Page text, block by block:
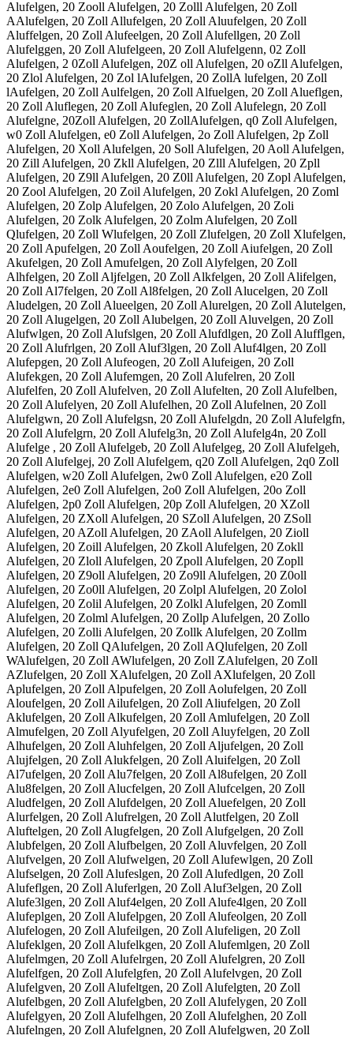
Alufelgen, 20 Zooll Alufelgen, 20 Zolll Alufelgen, 20 Zoll
AAlufelgen, 20 Zoll Allufelgen, 20 Zoll Aluufelgen, 20 Zoll
Aluffelgen, 20 Zoll Alufeelgen, 20 Zoll Alufellgen, 20 Zoll
Alufelggen, 20 Zoll Alufelgeen, 20 Zoll Alufelgenn, 02 Zoll
Alufelgen, 2 0Zoll Alufelgen, 20Z oll Alufelgen, 20 oZll Alufelgen,
20 Zlol Alufelgen, 20 Zol lAlufelgen, 20 ZollA lufelgen, 20 Zoll
lAufelgen, 20 Zoll Aulfelgen, 20 Zoll Alfuelgen, 20 Zoll Alueflgen,
20 Zoll Aluflegen, 20 Zoll Alufeglen, 20 Zoll Alufelegn, 20 Zoll
Alufelgne, 20Zoll Alufelgen, 20 ZollAlufelgen, q0 Zoll Alufelgen,
w0 Zoll Alufelgen, e0 Zoll Alufelgen, 2o Zoll Alufelgen, 2p Zoll
Alufelgen, 20 Xoll Alufelgen, 20 Soll Alufelgen, 20 Aoll Alufelgen,
20 Zill Alufelgen, 20 Zkll Alufelgen, 20 Zlll Alufelgen, 20 Zpll
Alufelgen, 20 Z9ll Alufelgen, 20 Z0ll Alufelgen, 20 Zopl Alufelgen,
20 Zool Alufelgen, 20 Zoil Alufelgen, 20 Zokl Alufelgen, 20 Zoml
Alufelgen, 20 Zolp Alufelgen, 20 Zolo Alufelgen, 20 Zoli
Alufelgen, 20 Zolk Alufelgen, 20 Zolm Alufelgen, 20 Zoll
Qlufelgen, 20 Zoll Wlufelgen, 20 Zoll Zlufelgen, 20 Zoll Xlufelgen,
20 Zoll Apufelgen, 20 Zoll Aoufelgen, 20 Zoll Aiufelgen, 20 Zoll
Akufelgen, 20 Zoll Amufelgen, 20 Zoll Alyfelgen, 20 Zoll
Alhfelgen, 20 Zoll Aljfelgen, 20 Zoll Alkfelgen, 20 Zoll Alifelgen,
20 Zoll Al7felgen, 20 Zoll Al8felgen, 20 Zoll Alucelgen, 20 Zoll
Aludelgen, 20 Zoll Alueelgen, 20 Zoll Alurelgen, 20 Zoll Alutelgen,
20 Zoll Alugelgen, 20 Zoll Alubelgen, 20 Zoll Aluvelgen, 20 Zoll
Alufwlgen, 20 Zoll Alufslgen, 20 Zoll Alufdlgen, 20 Zoll Alufflgen,
20 Zoll Alufrlgen, 20 Zoll Aluf3lgen, 20 Zoll Aluf4lgen, 20 Zoll
Alufepgen, 20 Zoll Alufeogen, 20 Zoll Alufeigen, 20 Zoll
Alufekgen, 20 Zoll Alufemgen, 20 Zoll Alufelren, 20 Zoll
Alufelfen, 20 Zoll Alufelven, 20 Zoll Alufelten, 20 Zoll Alufelben,
20 Zoll Alufelyen, 20 Zoll Alufelhen, 20 Zoll Alufelnen, 20 Zoll
Alufelgwn, 20 Zoll Alufelgsn, 20 Zoll Alufelgdn, 20 Zoll Alufelgfn,
20 Zoll Alufelgrn, 20 Zoll Alufelg3n, 20 Zoll Alufelg4n, 20 Zoll
Alufelge , 20 Zoll Alufelgeb, 20 Zoll Alufelgeg, 20 Zoll Alufelgeh,
20 Zoll Alufelgej, 20 Zoll Alufelgem, q20 Zoll Alufelgen, 2q0 Zoll
Alufelgen, w20 Zoll Alufelgen, 2w0 Zoll Alufelgen, e20 Zoll
Alufelgen, 2e0 Zoll Alufelgen, 2o0 Zoll Alufelgen, 20o Zoll
Alufelgen, 2p0 Zoll Alufelgen, 20p Zoll Alufelgen, 20 XZoll
Alufelgen, 20 ZXoll Alufelgen, 20 SZoll Alufelgen, 20 ZSoll
Alufelgen, 20 AZoll Alufelgen, 20 ZAoll Alufelgen, 20 Zioll
Alufelgen, 20 Zoill Alufelgen, 20 Zkoll Alufelgen, 20 Zokll
Alufelgen, 20 Zloll Alufelgen, 20 Zpoll Alufelgen, 20 Zopll
Alufelgen, 20 Z9oll Alufelgen, 20 Zo9ll Alufelgen, 20 Z0oll
Alufelgen, 20 Zo0ll Alufelgen, 20 Zolpl Alufelgen, 20 Zolol
Alufelgen, 20 Zolil Alufelgen, 20 Zolkl Alufelgen, 20 Zomll
Alufelgen, 20 Zolml Alufelgen, 20 Zollp Alufelgen, 20 Zollo
Alufelgen, 20 Zolli Alufelgen, 20 Zollk Alufelgen, 20 Zollm
Alufelgen, 20 Zoll QAlufelgen, 20 Zoll AQlufelgen, 20 Zoll
WAlufelgen, 20 Zoll AWlufelgen, 20 Zoll ZAlufelgen, 20 Zoll
AZlufelgen, 20 Zoll XAlufelgen, 20 Zoll AXlufelgen, 20 Zoll
Aplufelgen, 20 Zoll Alpufelgen, 20 Zoll Aolufelgen, 20 Zoll
Aloufelgen, 20 Zoll Ailufelgen, 20 Zoll Aliufelgen, 20 Zoll
Aklufelgen, 20 Zoll Alkufelgen, 20 Zoll Amlufelgen, 20 Zoll
Almufelgen, 20 Zoll Alyufelgen, 20 Zoll Aluyfelgen, 20 Zoll
Alhufelgen, 20 Zoll Aluhfelgen, 20 Zoll Aljufelgen, 20 Zoll
Alujfelgen, 20 Zoll Alukfelgen, 20 Zoll Aluifelgen, 20 Zoll
Al7ufelgen, 20 Zoll Alu7felgen, 20 Zoll Al8ufelgen, 20 Zoll
Alu8felgen, 20 Zoll Alucfelgen, 20 Zoll Alufcelgen, 20 Zoll
Aludfelgen, 20 Zoll Alufdelgen, 20 Zoll Aluefelgen, 20 Zoll
Alurfelgen, 20 Zoll Alufrelgen, 20 Zoll Alutfelgen, 20 Zoll
Aluftelgen, 20 Zoll Alugfelgen, 20 Zoll Alufgelgen, 20 Zoll
Alubfelgen, 20 Zoll Alufbelgen, 20 Zoll Aluvfelgen, 20 Zoll
Alufvelgen, 20 Zoll Alufwelgen, 20 Zoll Alufewlgen, 20 Zoll
Alufselgen, 20 Zoll Alufeslgen, 20 Zoll Alufedlgen, 20 Zoll
Alufeflgen, 20 Zoll Aluferlgen, 20 Zoll Aluf3elgen, 20 Zoll
Alufe3lgen, 20 Zoll Aluf4elgen, 20 Zoll Alufe4lgen, 20 Zoll
Alufeplgen, 20 Zoll Alufelpgen, 20 Zoll Alufeolgen, 20 Zoll
Alufelogen, 20 Zoll Alufeilgen, 20 Zoll Alufeligen, 20 Zoll
Alufeklgen, 20 Zoll Alufelkgen, 20 Zoll Alufemlgen, 20 Zoll
Alufelmgen, 20 Zoll Alufelrgen, 20 Zoll Alufelgren, 20 Zoll
Alufelfgen, 20 Zoll Alufelgfen, 20 Zoll Alufelvgen, 20 Zoll
Alufelgven, 20 Zoll Alufeltgen, 20 Zoll Alufelgten, 20 Zoll
Alufelbgen, 20 Zoll Alufelgben, 20 Zoll Alufelygen, 20 Zoll
Alufelgyen, 20 Zoll Alufelhgen, 20 Zoll Alufelghen, 20 Zoll
Alufelngen, 20 Zoll Alufelgnen, 20 Zoll Alufelgwen, 20 Zoll